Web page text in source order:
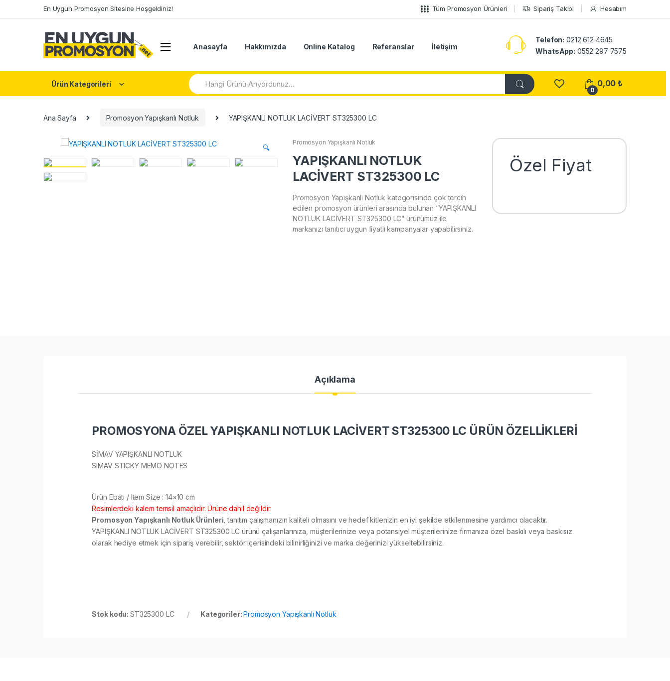
to
to
En Uygun Promosyon Sitesine Hoşgeldiniz! Tüm Promosyon Ürünleri Sipariş Takibi Hesabım
Anasayfa Hakkımızda Online Katalog Referanslar İletişim
Telefon: 0212 612 4645
WhatsApp: 0552 297 7575
Ürün Kategorileri
Arama:
0
0,00₺
Ana Sayfa Promosyon Yapışkanlı Notluk YAPIŞKANLI NOTLUK LACİVERT ST325300 LC
🔍
Promosyon Yapışkanlı Notluk
YAPIŞKANLI NOTLUK
LACİVERT ST325300 LC
Promosyon Yapışkanlı Notluk kategorisinde çok tercih
edilen promosyon ürünleri arasında bulunan “YAPIŞKANLI
NOTLUK LACİVERT ST325300 LC” ürünümüz ile
markanızı tanıtıcı uygun fiyatlı kampanyalar yapabilirsiniz.
Özel Fiyat
Açıklama
PROMOSYONA ÖZEL YAPIŞKANLI NOTLUK LACİVERT ST325300 LC ÜRÜN ÖZELLİKLERİ
SİMAV YAPIŞKANLI NOTLUK
SIMAV STICKY MEMO NOTES
Ürün Ebatı / Item Size : 14×10 cm​​
Resimlerdeki kalem temsil amaçlıdır. Ürüne dahil değildir.
Promosyon Yapışkanlı Notluk Ürünleri , tanıtım çalışmanızın kaliteli olmasını ve hedef kitlenizin en iyi şekilde etkilenmesine yardımcı olacaktır.
YAPIŞKANLI NOTLUK LACİVERT ST325300 LC ürünü çalışanlarınıza, müşterilerinize veya potansiyel müşterilerinize firmanıza özel baskılı veya baskısız
olarak hediye etmek için sipariş verebilir, sektör içerisindeki bilinirliğinizi ve marka değerinizi yükseltebilirsiniz.
Stok kodu: ST325300 LC Kategoriler:Promosyon Yapışkanlı Notluk